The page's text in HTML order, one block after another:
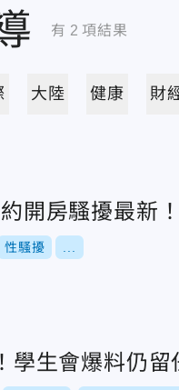
有 2 項結果
大陸 健康 財
開房騷擾最新
性騷擾
學生會爆料仍